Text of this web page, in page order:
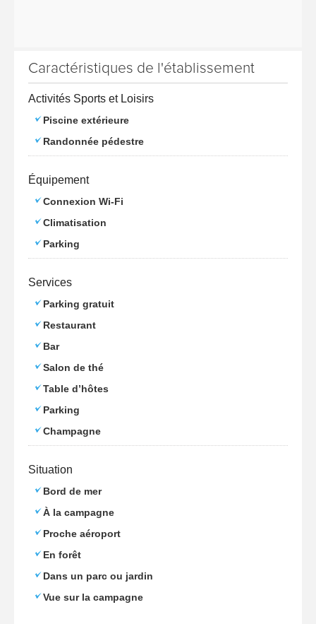
Caractéristiques de l'établissement
Activités Sports et Loisirs
Piscine extérieure
Randonnée pédestre
Équipement
Connexion Wi-Fi
Climatisation
Parking
Services
Parking gratuit
Restaurant
Bar
Salon de thé
Table d’hôtes
Parking
Champagne
Situation
Bord de mer
À la campagne
Proche aéroport
En forêt
Dans un parc ou jardin
Vue sur la campagne